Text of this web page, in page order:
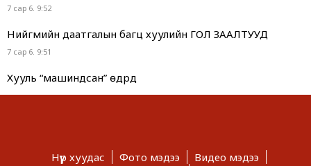
7 сар 6. 9:52
Нийгмийн даатгалын багц хуулийн ГОЛ ЗААЛТУУД
7 сар 6. 9:51
Хууль “машиндсан” өдрүүд
7 сар 6. 9:49
Нүүр хуудас Фото мэдээ
Видео мэдээ